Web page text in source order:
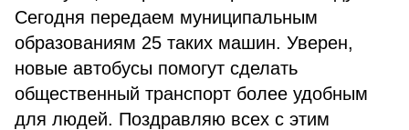
Сегодня передаем муниципальным
образованиям 25 таких машин. Уверен,
новые автобусы помогут сделать
общественный транспорт более удобным
для людей. Поздравляю всех с этим